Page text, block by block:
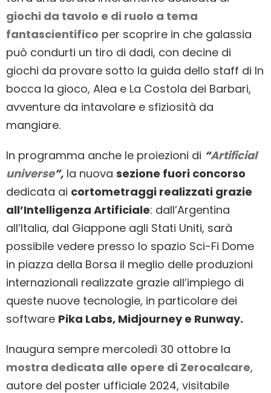
giochi da tavolo e di ruolo a tema
fantascientifico per scoprire in che galassia
può condurti un tiro di dadi, con decine di
giochi da provare sotto la guida dello staff di In
bocca la gioco, Alea e La Costola dei Barbari,
avventure da intavolare e sfiziosità da
mangiare.
In programma anche le proiezioni di “Artificial
universe”, la nuova sezione fuori concorso
dedicata ai cortometraggi realizzati grazie
all’Intelligenza Artificiale: dall’Argentina
all’Italia, dal Giappone agli Stati Uniti, sarà
possibile vedere presso lo spazio Sci-Fi Dome
in piazza della Borsa il meglio delle produzioni
internazionali realizzate grazie all’impiego di
queste nuove tecnologie, in particolare dei
software Pika Labs, Midjourney e Runway.
Inaugura sempre mercoledì 30 ottobre la
mostra dedicata alle opere di Zerocalcare,
autore del poster ufficiale 2024, visitabile